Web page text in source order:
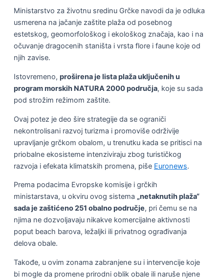
Ministarstvo za životnu sredinu Grčke navodi da je odluka
usmerena na jačanje zaštite plaža od posebnog
estetskog, geomorfološkog i ekološkog značaja, kao i na
očuvanje dragocenih staništa i vrsta flore i faune koje od
njih zavise.
Istovremeno, proširena je lista plaža uključenih u
program morskih NATURA 2000 područja, koje su sada
pod strožim režimom zaštite.
Ovaj potez je deo šire strategije da se ograniči
nekontrolisani razvoj turizma i promoviše održivije
upravljanje grčkom obalom, u trenutku kada se pritisci na
priobalne ekosisteme intenziviraju zbog turističkog
razvoja i efekata klimatskih promena, piše Euronews.
Prema podacima Evropske komisije i grčkih
ministarstava, u okviru ovog sistema „netaknutih plaža“
sada je zaštićeno 251 obalno područje, pri čemu se na
njima ne dozvoljavaju nikakve komercijalne aktivnosti
poput beach barova, ležaljki ili privatnog ograđivanja
delova obale.
Takođe, u ovim zonama zabranjene su i intervencije koje
bi mogle da promene prirodni oblik obale ili naruše njene